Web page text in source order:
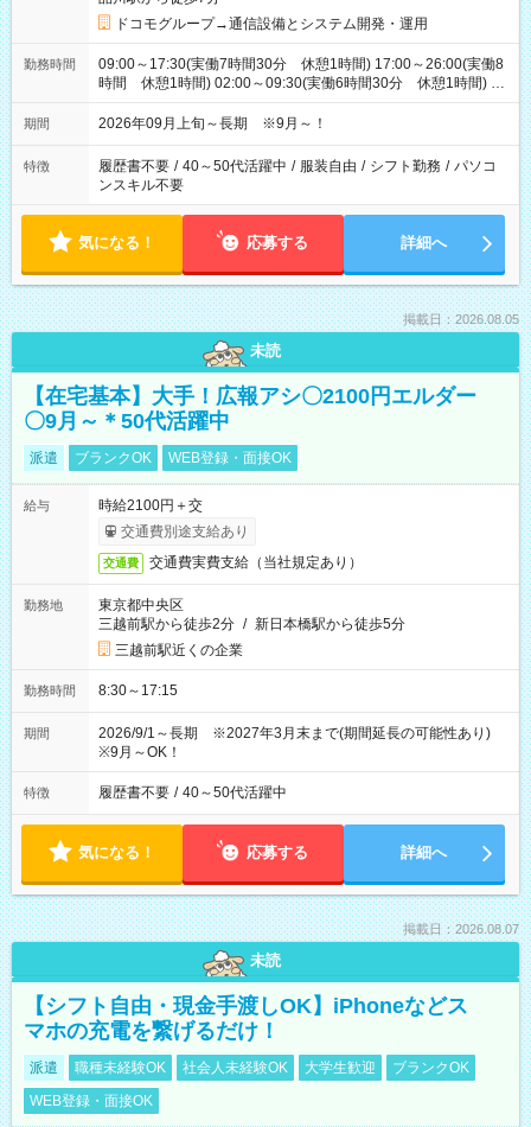
ドコモグループ→通信設備とシステム開発・運用
勤務時間
09:00～17:30(実働7時間30分 休憩1時間) 17:00～26:00(実働8
時間 休憩1時間) 02:00～09:30(実働6時間30分 休憩1時間) ※
日勤は就業時間1/夜勤は就業時間2.3を連続で行って頂きます
期間 2026年09月上旬～長期 ※9月～！
特徴 履歴書不要 / 40～50代活躍中 / 服装自由 / シフト勤務 / パソコ
ンスキル不要
気になる！ 応募する 詳細へ
掲載日：2026.08.05
未読
【在宅基本】大手！広報アシ〇2100円エルダー
〇9月～＊50代活躍中
派遣 ブランクOK WEB登録・面接OK
給与
時給2100円＋交
交通費別途支給あり
交通費 交通費実費支給（当社規定あり）
勤務地
東京都中央区
三越前駅から徒歩2分 / 新日本橋駅から徒歩5分
三越前駅近くの企業
勤務時間 8:30～17:15
期間
2026/9/1～長期 ※2027年3月末まで(期間延長の可能性あり)
※9月～OK！
特徴 履歴書不要 / 40～50代活躍中
気になる！ 応募する 詳細へ
掲載日：2026.08.07
未読
【シフト自由・現金手渡しOK】iPhoneなどス
マホの充電を繋げるだけ！
派遣 職種未経験OK 社会人未経験OK 大学生歓迎
ブランクOK
WEB登録・面接OK